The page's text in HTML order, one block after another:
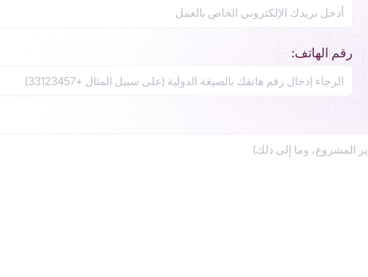
رقم الهاتف: